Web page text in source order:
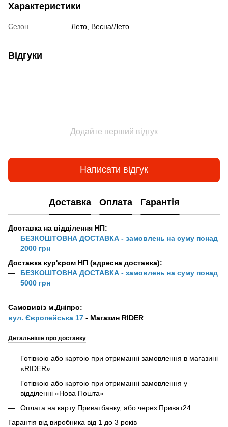
Характеристики
Сезон Лето, Весна/Лето
Відгуки
Додайте перший відгук
Написати відгук
Доставка Оплата Гарантія
Доставка на відділення НП:
БЕЗКОШТОВНА ДОСТАВКА - замовлень на суму понад
2000 грн
Доставка кур'єром НП (адресна доставка):
БЕЗКОШТОВНА ДОСТАВКА - замовлень на суму понад
5000 грн
Самовивіз м.Дніпро:
вул. Європейська 17 - Магазин RIDER
Детальніше про доставку
Готівкою або картою при отриманні замовлення в магазині
«RIDER»
Готівкою або картою при отриманні замовлення у
відділенні «Нова Пошта»
Оплата на карту Приватбанку, або через Приват24
Гарантія від виробника від 1 до 3 років